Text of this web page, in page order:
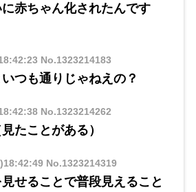
赤ちゃん化されたんです
No.1323214183
つも通りじゃねえの？
No.1323214262
たことがある）
No.1323214319
せることで普段見えること